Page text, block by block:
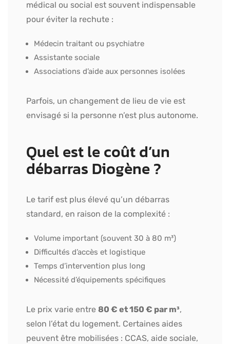
médical ou social est souvent indispensable
pour éviter la rechute :
Médecin traitant ou psychiatre
Assistante sociale
Associations d’aide aux personnes isolées
Parfois, un changement de lieu de vie est
envisagé si la personne n’est plus autonome.
Quel est le coût d’un
débarras Diogène ?
Le tarif est plus élevé qu’un débarras
standard, en raison de la complexité :
Volume important (souvent 30 à 80 m³)
Difficultés d’accès et logistique
Temps d’intervention plus long
Nécessité d’équipements spécifiques
Le prix varie entre 80 € et 150 € par m³,
selon l’état du logement. Certaines aides
peuvent être mobilisées : CCAS, aide sociale,